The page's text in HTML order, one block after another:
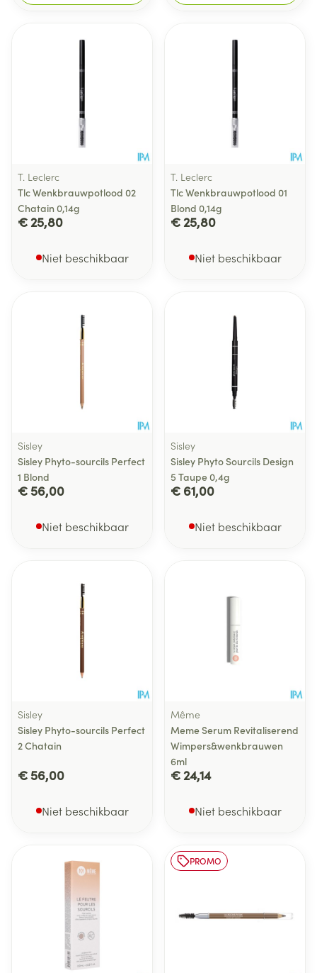
T. Leclerc
Tlc Wenkbrauwpotlood 02
Chatain 0,14g
€ 25,80
Niet beschikbaar
T. Leclerc
Tlc Wenkbrauwpotlood 01
Blond 0,14g
€ 25,80
Niet beschikbaar
Sisley
Sisley Phyto-sourcils Perfect
1 Blond
€ 56,00
Niet beschikbaar
Sisley
Sisley Phyto Sourcils Design
5 Taupe 0,4g
€ 61,00
Niet beschikbaar
Sisley
Sisley Phyto-sourcils Perfect
2 Chatain
€ 56,00
Niet beschikbaar
Même
Meme Serum Revitaliserend
Wimpers&wenkbrauwen
6ml
€ 24,14
Niet beschikbaar
PROMO